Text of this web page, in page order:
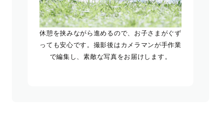
休憩を挟みながら進めるので、お子さまがぐず
っても安心です。撮影後はカメラマンが手作業
で編集し、素敵な写真をお届けします。